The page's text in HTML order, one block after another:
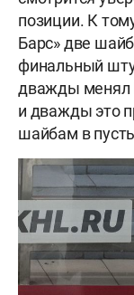
позиции. К
Барс» две
финальный
дважды менял
и дважды это
шайбам в